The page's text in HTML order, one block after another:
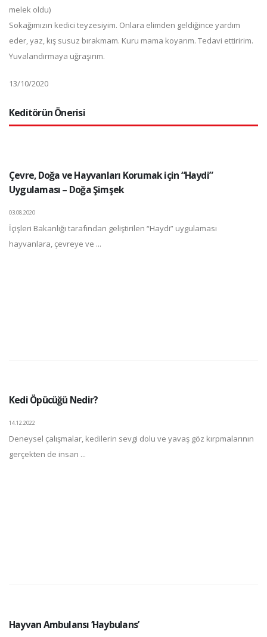
melek oldu)
Sokağımızın kedici teyzesiyim. Onlara elimden geldiğince yardım
eder, yaz, kış susuz bırakmam. Kuru mama koyarım. Tedavi ettiririm.
Yuvalandırmaya uğraşırım.
13/10/2020
Keditörün Önerisi
Çevre, Doğa ve Hayvanları Korumak için “Haydi”
Uygulaması – Doğa Şimşek
03.08.2020
İçişleri Bakanlığı tarafından geliştirilen “Haydi” uygulaması
hayvanlara, çevreye ve ...
Kedi Öpücüğü Nedir?
14.12.2022
Deneysel çalışmalar, kedilerin sevgi dolu ve yavaş göz kırpmalarının
gerçekten de insan ...
Hayvan Ambulansı ‘Haybulans’